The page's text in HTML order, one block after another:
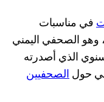
في مناسبات
وهو الصحفي اليمني
الذي أصدرته
حولالصحفيين